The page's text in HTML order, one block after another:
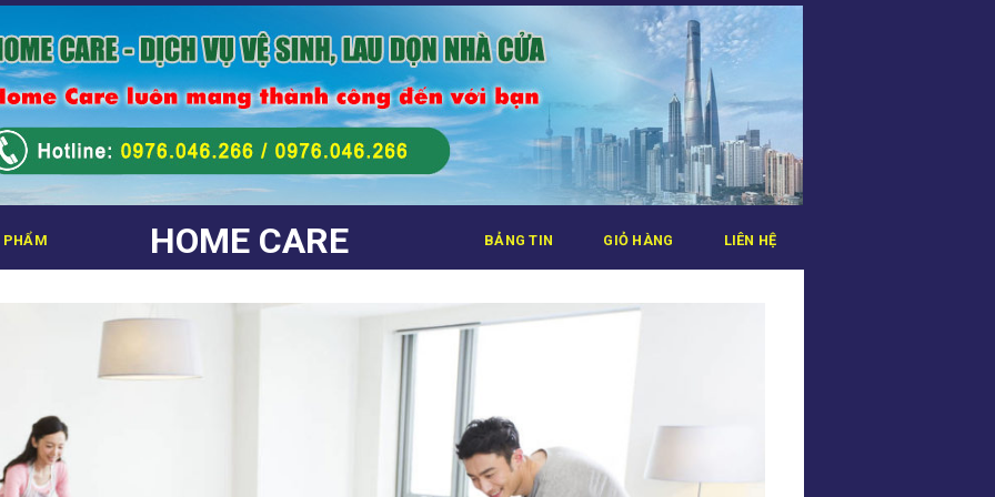
HOME CARE
PHẨM BẢNG TIN GIỎ HÀNG LIÊN HỆ